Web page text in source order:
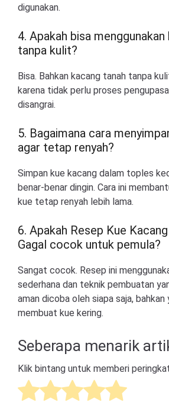
digunakan.
4. Apakah bisa
tanpa kulit?
Bisa. Bahkan kacang tanah tanpa
karena tidak perlu proses
disangrai.
5. Bagaimana cara
agar tetap renyah?
Simpan kue kacang dalam toples
benar-benar dingin. Cara ini
kue tetap renyah lebih lama.
6. Apakah Resep Kue
Gagal cocok untuk pemula?
Sangat cocok. Resep ini
sederhana dan teknik pembuatan
aman dicoba oleh siapa saja, bahkan
membuat kue kering.
Seberapa menarik
Klik bintang untuk memberi